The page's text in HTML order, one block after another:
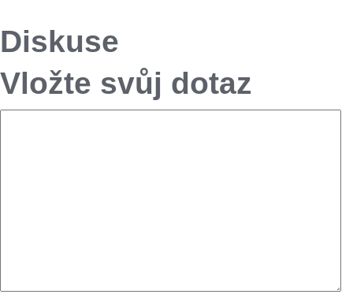
Diskuse
Vložte svůj dotaz